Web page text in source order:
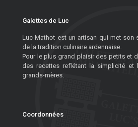
Galettes de Luc
Luc Mathot est un artisan qui met son
de la tradition culinaire ardennaise.
Pour le plus grand plaisir des petits et
des recettes reflétant la simplicité et
grands-mères.
Coordonnées